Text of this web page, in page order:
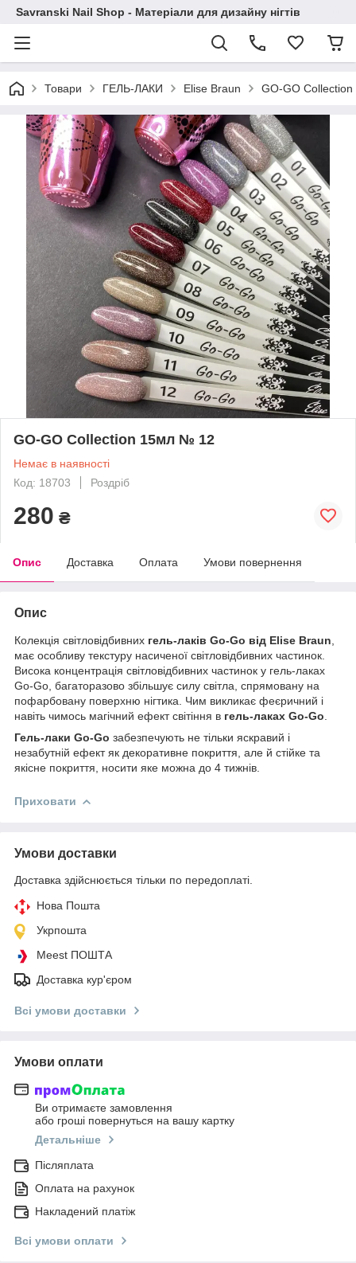
Savranski Nail Shop - Матеріали для дизайну нігтів
Товари ГЕЛЬ-ЛАКИ Elise Braun GO-GO
GO-GO Collection 15мл № 12
Немає в наявності
Код: 18703
Роздріб
280 ₴
Опис Доставка Оплата Умови повернення
Опис
Колекція світловідбивних гель-лаків Go-Go від Elise Braun
має особливу текстуру насиченої світловідбивних частинок.
Висока концентрація світловідбивних частинок у гель-лаках
Go-Go, багаторазово збільшує силу світла, спрямовану на
пофарбовану поверхню нігтика. Чим викликає феєричний і
навіть чимось магічний ефект світіння в гель-лаках Go-Go
Гель-лаки Go-Go забезпечують не тільки яскравий і
незабутній ефект як декоративне покриття, але й стійке та
якісне покриття, носити яке можна до 4 тижнів.
Приховати
Умови доставки
Доставка здійснюється тільки по передоплаті.
Нова Пошта
Укрпошта
Meest ПОШТА
Доставка кур'єром
Всі умови доставки
Умови оплати
Ви отримаєте замовлення
або гроші повернуться на вашу картку
Детальніше
Післяплата
Оплата на рахунок
Накладений платіж
Всі умови оплати